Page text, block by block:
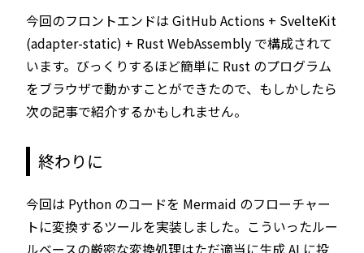
今回のフロントエンドは GitHub Actions + SvelteKit
(adapter-static) + Rust WebAssembly で構成されて
います。びっくりするほど簡単に Rust のプログラム
をブラウザで動かすことができたので、もしかしたら
次の記事で紹介するかもしれません。
終わりに
今回は Python のコードを Mermaid のフローチャー
トに変換するツールを実装しました。こういったルー